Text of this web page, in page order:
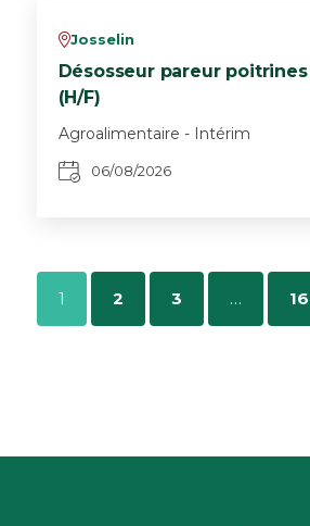
vJosselin
Désosseur pareur
(H/F)
Agroalimentaire - Intérim
06/08/2026
1 2 3 … 16